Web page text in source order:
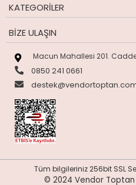
KATEGORILER
BIZE ULAŞIN
Macun Mahallesi 201.
0850 241 0661
Tüm bilgileriniz 256bit SSL
© 2024 Vendor